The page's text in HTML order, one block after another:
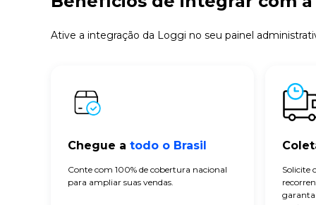
Ative a integração da Loggi no seu painel
Chegue a todo o Brasil
Conte com 100% de cobertura nacional
para ampliar suas vendas.
Solicite
garanta